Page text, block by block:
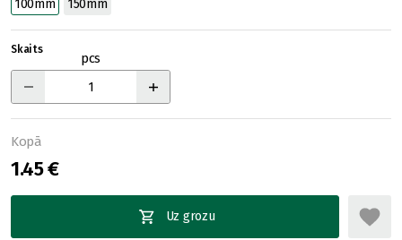
100mm 150mm
Skaits
pcs
Kopā
1.45 €
Uz grozu